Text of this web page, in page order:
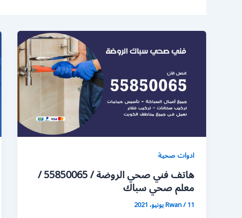
ادوات صحية
هاتف فني صحي الروضة / 55850065 /
معلم صحي سباك
Rwan/11 يونيو، 2021